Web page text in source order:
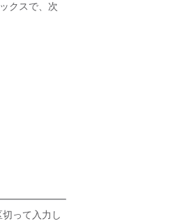
クスで、次
って入力し